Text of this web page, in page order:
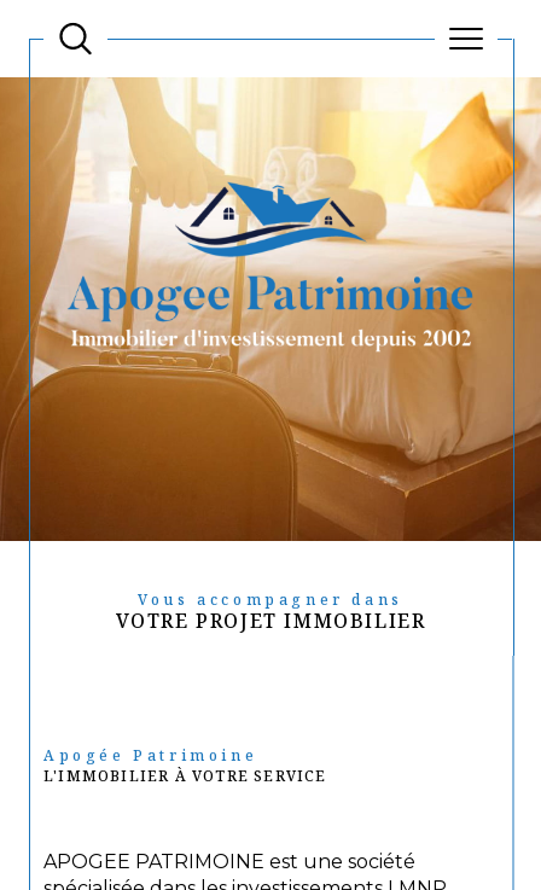
Vous accompagner dans
VOTRE PROJET IMMOBILIER
Apogée Patrimoine
L'IMMOBILIER À VOTRE SERVICE
APOGEE PATRIMOINE est une société